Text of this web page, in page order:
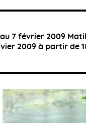
7 février 2009
2009 à partir de